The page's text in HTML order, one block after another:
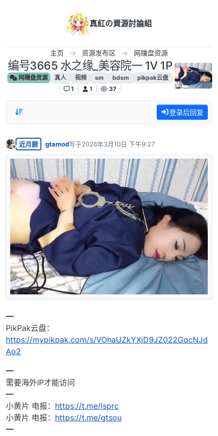
真紅の資源討論組
主页 资源发布区 网赚盘资源
编号3665 水之缘_美容院一 1V 1P
网赚盘资源 真人 视频 sm bdsm
pikpak云盘
1
1 37
登录后回复
离线
近月厨 gtamod写于2026年3月10日 下午9:27
最后由 编辑
━
PikPak云盘：
https://mypikpak.com/s/VOhaUZkYXjD9JZ022GqcNJd
Ao2
━
需要海外IP才能访问
━
小黄片 电报： https://t.me/lsprc
小黄片 电报： https://t.me/gtsou
━